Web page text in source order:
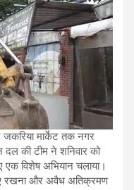
मार्केट तक नगर
दल की टीम ने शनिवार को
विशेष अभियान चलाया।
रखना और अवैध अतिक्रमण